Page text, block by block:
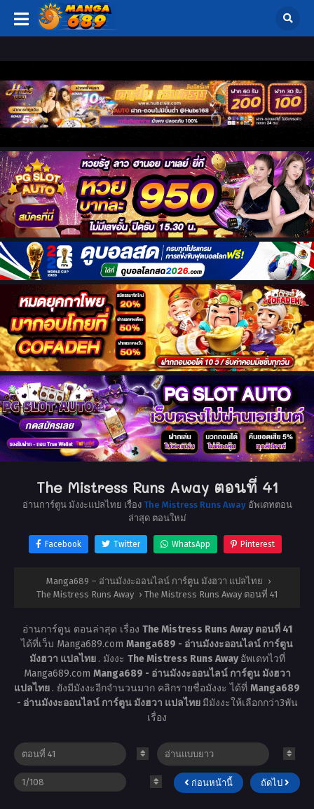
The Mistress Runs Away ตอนที่ 41
อ่านการ์ตูน มังงะแปลไทย เรื่อง The Mistress Runs Awayอัพเดทตอน
ล่าสุด ตอนใหม่
Facebook Twitter WhatsApp Pinterest
Manga689 – อ่านมังงะออนไลน์ การ์ตูน มังฮวา แปลไทย ›
The Mistress Runs Away › The Mistress Runs Away ตอนที่ 41
อ่านการ์ตูน ตอนล่าสุด เรื่อง The Mistress Runs Away ตอนที่ 41
ได้ที่เว็บ Manga689.com Manga689 - อ่านมังงะออนไลน์ การ์ตูน
มังฮวา แปลไทย . มังงะ The Mistress Runs Awayอัพเดทไวที่
Manga689.com Manga689 - อ่านมังงะออนไลน์ การ์ตูน มังฮวา
แปลไทย . ยังมีมังงะอีกจำนวนมาก คลิกรายชื่อมังงะ ได้ที่ Manga689
- อ่านมังงะออนไลน์ การ์ตูน มังฮวา แปลไทย มีมังงะให้เลือกกว่า3พัน
เรื่อง
ก่อนหน้านี้ ถัดไป